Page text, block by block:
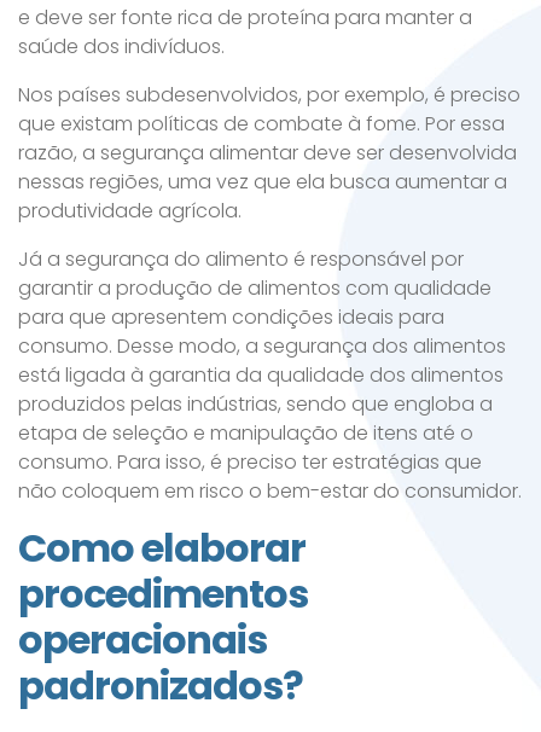
e deve ser fonte rica de proteína para manter a
saúde dos indivíduos.
Nos países subdesenvolvidos, por exemplo, é preciso
que existam políticas de combate à fome. Por essa
razão, a segurança alimentar deve ser desenvolvida
nessas regiões, uma vez que ela busca aumentar a
produtividade agrícola.
Já a segurança do alimento é responsável por
garantir a produção de alimentos com qualidade
para que apresentem condições ideais para
consumo. Desse modo, a segurança dos alimentos
está ligada à garantia da qualidade dos alimentos
produzidos pelas indústrias, sendo que engloba a
etapa de seleção e manipulação de itens até o
consumo. Para isso, é preciso ter estratégias que
não coloquem em risco o bem-estar do consumidor.
Como elaborar
procedimentos
operacionais
padronizados?